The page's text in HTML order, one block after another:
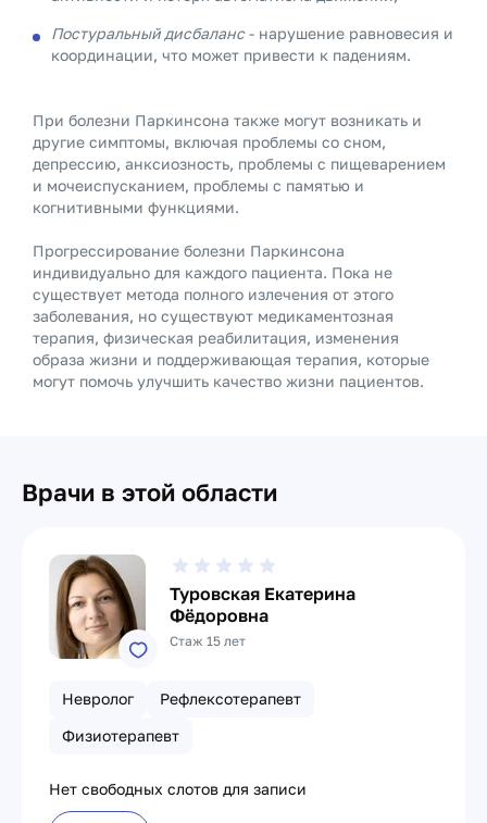
Постуральный дисбаланс- нарушение равновесия и
координации, что может привести к падениям.
При болезни Паркинсона также могут возникать и
другие симптомы, включая проблемы со сном,
депрессию, анксиозность, проблемы с пищеварением
и мочеиспусканием, проблемы с памятью и
когнитивными функциями.
Прогрессирование болезни Паркинсона
индивидуально для каждого пациента. Пока не
существует метода полного излечения от этого
заболевания, но существуют медикаментозная
терапия, физическая реабилитация, изменения
образа жизни и поддерживающая терапия, которые
могут помочь улучшить качество жизни пациентов.
Врачи в этой области
Туровская Екатерина
Фёдоровна
Стаж 15 лет
Невролог
Рефлексотерапевт
Физиотерапевт
Нет свободных слотов для записи